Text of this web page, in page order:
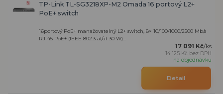
TP-Link TL-SG3218XP-M2 Omada 16 portový L2+
PoE+ switch
16portový PoE+ manažovatelný L2+ switch, 8× 10/100/1000/2500 Mb/s
RJ-45 PoE+ (IEEE 802.3 af/at 30 W)...
17 091 Kč/ks
14 125 Kč bez DPH
na objednávku
Detail